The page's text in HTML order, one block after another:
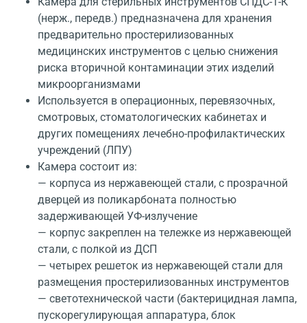
(нерж., передв.) предназначена для хранения
предварительно простерилизованных
медицинских инструментов с целью снижения
риска вторичной контаминации этих изделий
микроорганизмами
Используется в операционных, перевязочных,
смотровых, стоматологических кабинетах и
других помещениях лечебно-профилактических
учреждений (ЛПУ)
Камера состоит из:
— корпуса из нержавеющей стали, с прозрачной
дверцей из поликарбоната полностью
задерживающей УФ-излучение
— корпус закреплен на тележке из нержавеющей
стали, с полкой из ДСП
— четырех решеток из нержавеющей стали для
размещения простерилизованных инструментов
— светотехнической части (бактерицидная лампа,
пускорегулирующая аппаратура, блок